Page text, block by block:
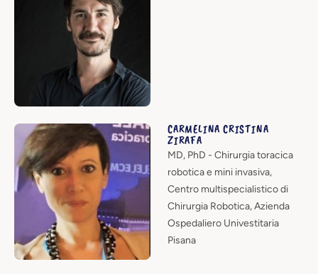
CARMELINA CRISTINA
ZIRAFA
MD, PhD - Chirurgia toracica
robotica e mini invasiva,
Centro multispecialistico di
Chirurgia Robotica, Azienda
Ospedaliero Univestitaria
Pisana